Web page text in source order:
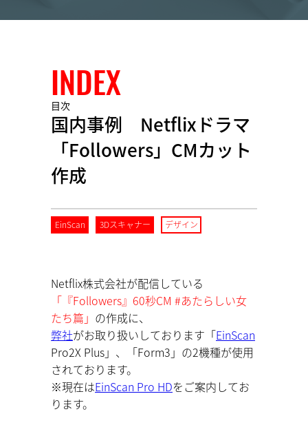
INDEX
目次
国内事例 Netflixドラマ
「Followers」CMカット
作成
EinScan 3Dスキャナー デザイン
Netflix株式会社が配信している
「『Followers』60秒CM #あたらしい女
たち篇」 の作成に、
弊社がお取り扱いしております「EinScan
Pro2X Plus」、「Form3」の2機種が使用
されております。
※現在はEinScan Pro HDをご案内してお
ります。